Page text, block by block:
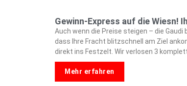
Gewinn-Express auf die Wiesn!
Auch wenn die Preise steigen – die
dass Ihre Fracht blitzschnell am Ziel
direkt ins Festzelt. Wir verlosen 3
Mehr erfahren